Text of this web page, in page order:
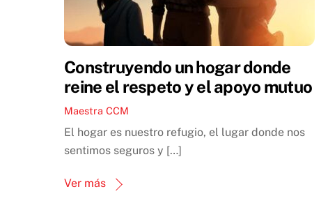
Construyendo un hogar donde
reine el respeto y el apoyo mutuo
Maestra CCM
El hogar es nuestro refugio, el lugar donde nos
sentimos seguros y […]
Ver más